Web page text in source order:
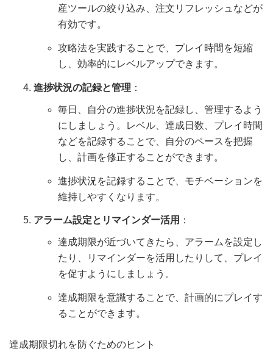
産ツールの絞り込み、注文リフレッシュなどが
有効です。
攻略法を実践することで、プレイ時間を短縮
し、効率的にレベルアップできます。
進捗状況の記録と管理 ：
毎日、自分の進捗状況を記録し、管理するよう
にしましょう。レベル、達成日数、プレイ時間
などを記録することで、自分のペースを把握
し、計画を修正することができます。
進捗状況を記録することで、モチベーションを
維持しやすくなります。
アラーム設定とリマインダー活用 ：
達成期限が近づいてきたら、アラームを設定し
たり、リマインダーを活用したりして、プレイ
を促すようにしましょう。
達成期限を意識することで、計画的にプレイす
ることができます。
達成期限切れを防ぐためのヒント